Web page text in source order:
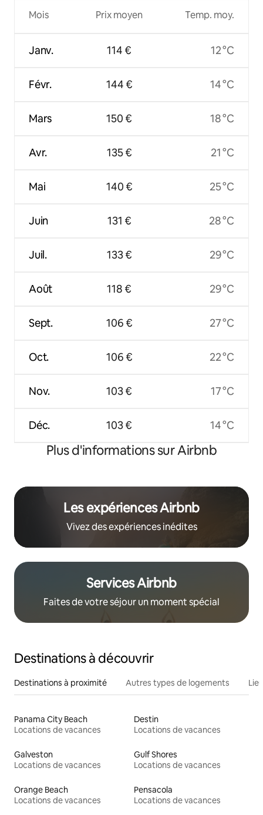
Mois
Janv.
Févr.
Mars
Avr.
Mai
Juin
Juil.
Août
Sept.
Oct.
Nov.
Déc.
Prix moyen
114 €
144 €
150 €
135 €
140 €
131 €
133 €
118 €
106 €
106 €
103 €
103 €
Temp. moy.
12 °C
14 °C
18 °C
21 °C
25 °C
28 °C
29 °C
29 °C
27 °C
22 °C
17 °C
14 °C
Plus d'informations sur Airbnb
Les expériences Airbnb
Vivez des expériences inédites
Services Airbnb
Faites de votre séjour un moment spécial
Destinations à découvrir
Destinations à proximité Autres types de logements
Panama City Beach
Locations de vacances
Destin
Locations de vacances
Galveston
Locations de vacances
Gulf Shores
Locations de vacances
Orange Beach
Locations de vacances
Pensacola
Locations de vacances